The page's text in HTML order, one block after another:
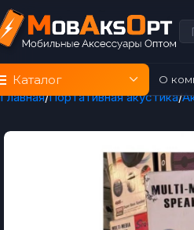
Каталог О
Главная Портативная акустика